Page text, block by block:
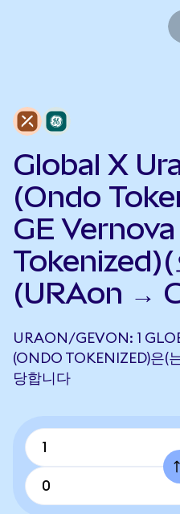
Global X
(Ondo
GE
Tokenized)(
(URAon →
URAON/GEVON: 1
(ONDO TOKENIZED)은(
당합니다